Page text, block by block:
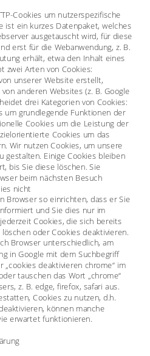
Cookies um nutzerspezifische
ist ein kurzes Datenpaket, welches
ausgetauscht wird, für diese
erst für die Webanwendung, z. B.
erhält, etwa den Inhalt eines
zwei Arten von Cookies:
unserer Website erstellt,
anderen Websites (z. B. Google
drei Kategorien von Cookies:
um grundlegende Funktionen der
Cookies um die Leistung der
Cookies um das
Wir nutzen Cookies, um unsere
gestalten. Einige Cookies bleiben
bis Sie diese löschen. Sie
beim nächsten Besuch
nicht
Browser so einrichten, dass er Sie
und Sie dies nur im
Cookies, die sich bereits
oder Cookies deaktivieren.
Browser unterschiedlich, am
in Google mit dem Suchbegriff
„cookies deaktivieren chrome“ im
tauschen das Wort „chrome“
z. B. edge, firefox, safari aus.
Cookies zu nutzen, d.h.
können manche
erwartet funktionieren.